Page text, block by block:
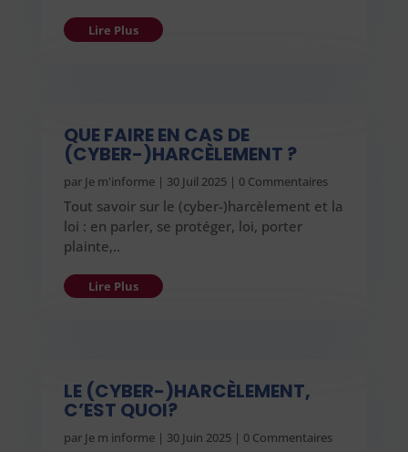
Lire Plus
QUE FAIRE EN CAS DE
(CYBER-)HARCÈLEMENT ?
par Je m'informe| 30 Juil 2025| 0 Commentaires
Tout savoir sur le (cyber-)harcèlement et la
loi : en parler, se protéger, loi, porter
plainte,..
Lire Plus
LE (CYBER-)HARCÈLEMENT,
C’EST QUOI?
par Je m informe| 30 Juin 2025| 0 Commentaires